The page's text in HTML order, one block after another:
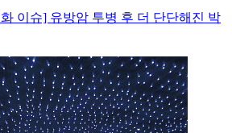
이슈] 유방암 투병 후 더 단단해진 박